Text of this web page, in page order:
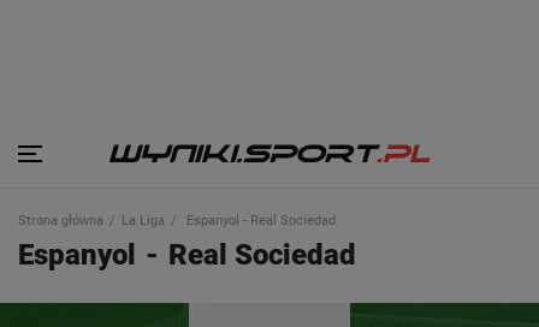
Strona główna La Liga Espanyol - Real Sociedad
Espanyol - Real Sociedad